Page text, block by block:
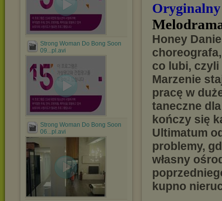
Strong Woman Do Bong Soon
09...pl.avi
Strong Woman Do Bong Soon
06...pl.avi
Honey
co lubi, czyli
Marzenie
pracę w
taneczne
kończy się
Ultimatum
problemy,
własny
kupno